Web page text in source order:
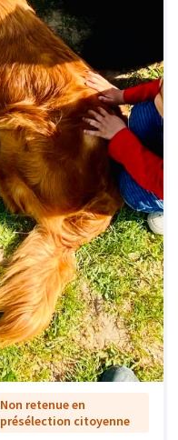
Non retenue en
présélection citoyenne